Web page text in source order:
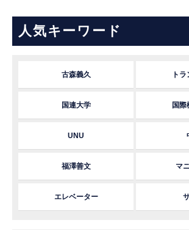
人気キーワード
古森義久 ト
国連大学 国際
UNU
福澤善文 マ
エレベーター